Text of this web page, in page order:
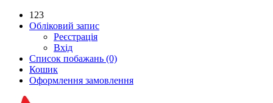
123
Обліковий запис
Реєстрація
Вхід
Список побажань (0)
Кошик
Оформлення замовлення